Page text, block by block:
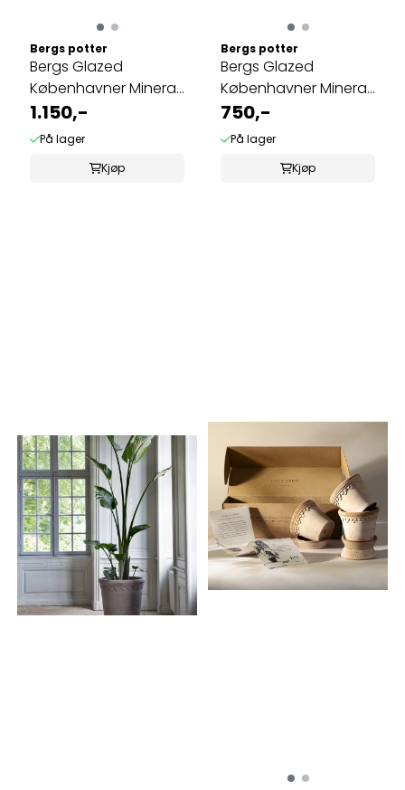
Bergs potter
Bergs Glazed
Københavner Mineral
White 21cm
1.150,-
På lager
Kjøp
Bergs potter
Bergs Glazed
Københavner Mineral
white 16cm
750,-
På lager
Kjøp